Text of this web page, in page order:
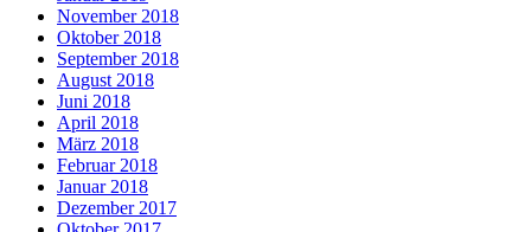
November 2018
Oktober 2018
September 2018
August 2018
Juni 2018
April 2018
März 2018
Februar 2018
Januar 2018
Dezember 2017